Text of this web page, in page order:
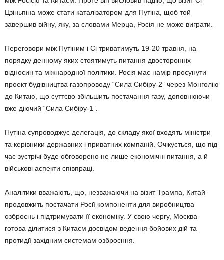
Цзіньпіна може стати каталізатором для Путіна, щоб той
завершив війну, яку, за словами Мерца, Росія не може виграти.
Переговори між Путіним і Сі триватимуть 19-20 травня, на
порядку денному яких стоятимуть питання двосторонніх
відносин та міжнародної політики. Росія має намір просунути
проект будівництва газопроводу “Сила Сибіру-2” через Монголію
до Китаю, що суттєво збільшить постачання газу, доповнюючи
вже діючий “Сила Сибіру-1”.
Путіна супроводжує делегація, до складу якої входять міністри
та керівники державних і приватних компаній. Очікується, що під
час зустрічі буде обговорено не лише економічні питання, а й
військові аспекти співпраці.
Аналітики вважають, що, незважаючи на візит Трампа, Китай
продовжить постачати Росії компоненти для виробництва
озброєнь і підтримувати її економіку. У свою чергу, Москва
готова ділитися з Китаєм досвідом ведення бойових дій та
протидії західним системам озброєння.